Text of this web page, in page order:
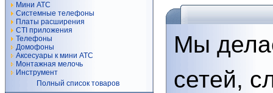
Мини АТС
Системные телефоны
Платы расширения
CTI приложения
Телефоны
Домофоны
Аксесуары к мини АТС
Монтажная мелочь
Инструмент
Полный список товаров
Мы
сетей,